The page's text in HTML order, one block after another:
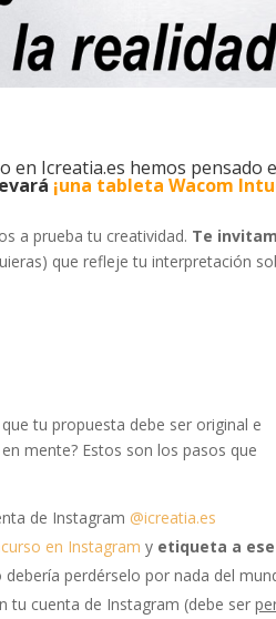
en Icreatia.es hemos pensado
¡una tableta Wacom
a prueba tu creatividad. Te
que refleje tu interpretación
que tu propuesta debe ser original e
mente? Estos son los pasos que
de Instagram @icreatia.es
en Instagram y etiqueta a ese
debería perdérselo por nada del
tu cuenta de Instagram (debe ser